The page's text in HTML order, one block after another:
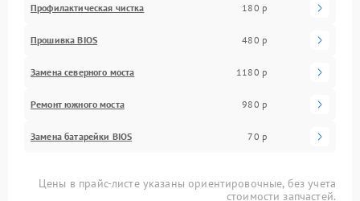
Профилактическая чистка 180 р
Прошивка BIOS 480 р
Замена северного моста 1180 р
Ремонт южного моста 980 р
Замена батарейки BIOS 70 р
Цены в прайс-листе указаны ориентировочные, без учета
стоимости запчастей.